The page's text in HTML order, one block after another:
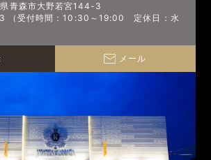
青森市大野若宮144-3
受付時間：10:30～19:00 定休日：水
メール